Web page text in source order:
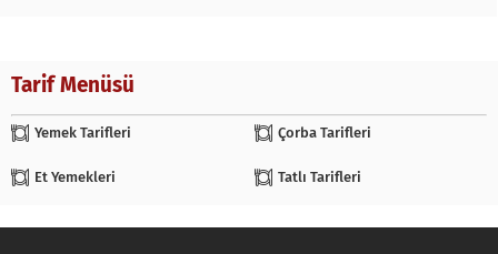
Tarif Menüsü
Yemek Tarifleri Çorba Tarifleri
Et Yemekleri Tatlı Tarifleri